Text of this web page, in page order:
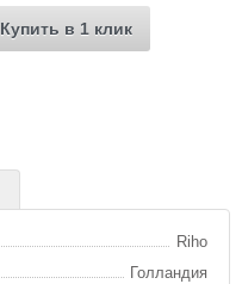
Купить в 1 клик
Riho
Голландия